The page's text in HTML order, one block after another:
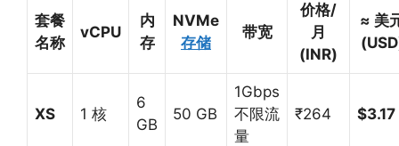
套餐
名称
vCPU
内
存
NVMe
存储
带宽
价格/
月
(INR)
≈ 美
XS 1 核
6
GB
50 GB
1Gbps
不限流
量
₹264 $3.17